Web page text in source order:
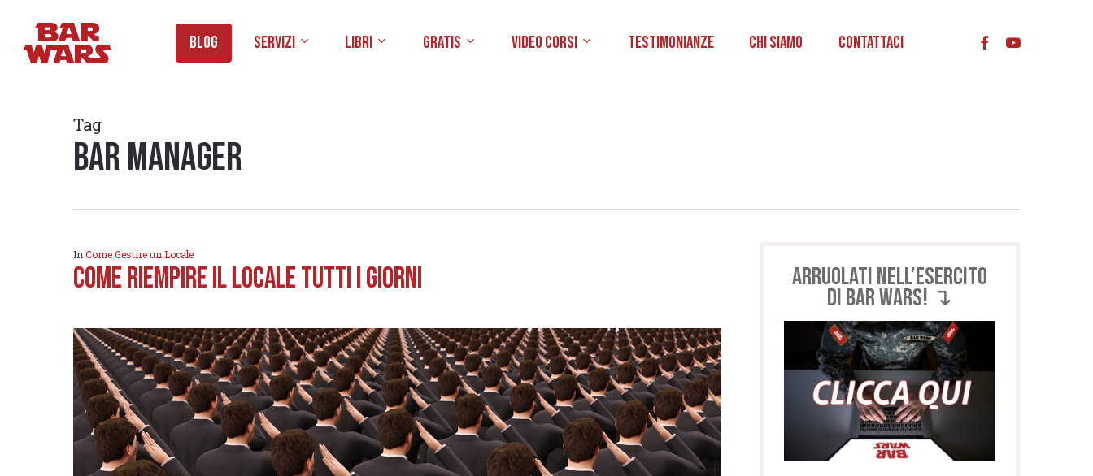
main
Blog Servizi Libri Gratis Video Corsi Testimonianze Chi Siamo Contattaci
Tag
bar manager
In Come Gestire un Locale
COME RIEMPIRE IL LOCALE TUTTI I GIORNI Arruolati nell’esercito
di BAR WARS! ↴